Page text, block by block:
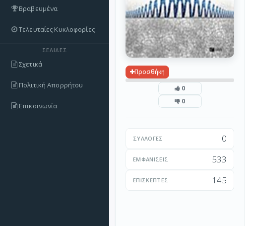
Βραβευμένα
Τελευταίες Κυκλοφορίες
ΣΕΛΊΔΕΣ
Σχετικά
Πολιτική Απορρήτου
Επικοινωνία
Προσθήκη
0
0
ΣΥΛΛΟΓΈΣ 0
ΕΜΦΑΝΊΣΕΙΣ 533
ΕΠΙΣΚΈΠΤΕΣ 145